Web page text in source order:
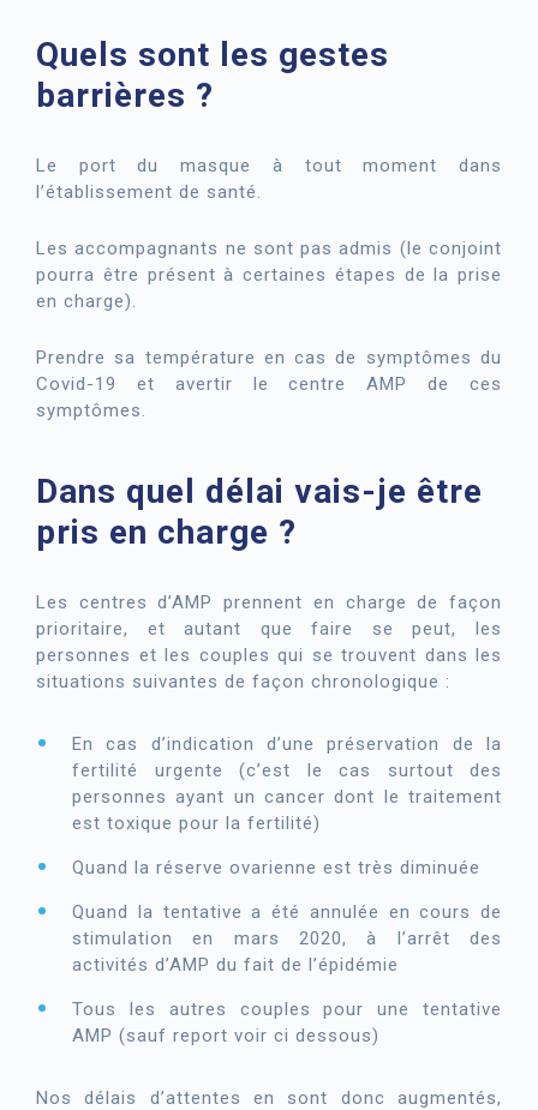
Quels sont les gestes
barrières ?
Le port du masque à tout moment dans
l’établissement de santé.
Les accompagnants ne sont pas admis (le conjoint
pourra être présent à certaines étapes de la prise
en charge).
Prendre sa température en cas de symptômes du
Covid-19 et avertir le centre AMP de ces
symptômes.
Dans quel délai vais-je être
pris en charge ?
Les centres d’AMP prennent en charge de façon
prioritaire, et autant que faire se peut, les
personnes et les couples qui se trouvent dans les
situations suivantes de façon chronologique :
En cas d’indication d’une préservation de la
fertilité urgente (c’est le cas surtout des
personnes ayant un cancer dont le traitement
est toxique pour la fertilité)
Quand la réserve ovarienne est très diminuée
Quand la tentative a été annulée en cours de
stimulation en mars 2020, à l’arrêt des
activités d’AMP du fait de l’épidémie
Tous les autres couples pour une tentative
AMP (sauf report voir ci dessous)
Nos délais d’attentes en sont donc augmentés,